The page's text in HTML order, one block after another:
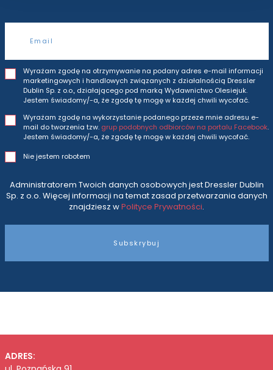
Wyrażam zgodę na otrzymywanie na podany adres e-mail informacji
marketingowych i handlowych związanych z działalnością Dressler
Dublin Sp. z o.o., działającego pod marką Wydawnictwo Olesiejuk.
Jestem świadomy/-a, że zgodę tę mogę w każdej chwili wycofać.
Wyrażam zgodę na wykorzystanie podanego przeze mnie adresu e-
mail do tworzenia tzw. grup podobnych odbiorców na portalu Facebook.
Jestem świadomy/-a, że zgodę tę mogę w każdej chwili wycofać.
Nie jestem robotem
Administratorem Twoich danych osobowych jest Dressler Dublin
Sp. z o.o. Więcej informacji na temat zasad przetwarzania danych
znajdziesz wPolityce Prywatności.
Subskrybuj
ADRES: